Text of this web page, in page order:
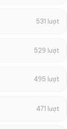
531 lượt
529 lượt
495 lượt
471 lượt